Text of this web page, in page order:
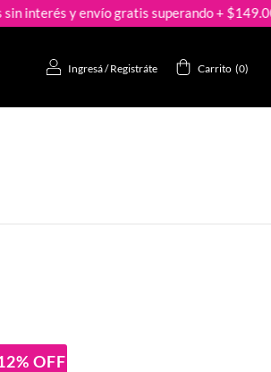
y envío gratis superando + $149.000 🔥
Ingresá/Registráte Carrito (0)
%OFF